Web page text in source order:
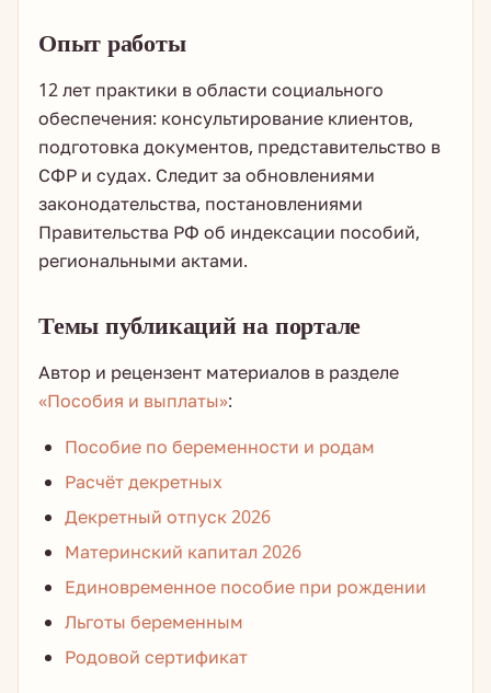
Опыт работы
12 лет практики в области социального
обеспечения: консультирование клиентов,
подготовка документов, представительство в
СФР и судах. Следит за обновлениями
законодательства, постановлениями
Правительства РФ об индексации пособий,
региональными актами.
Темы публикаций на портале
Автор и рецензент материалов в разделе
«Пособия и выплаты»:
Пособие по беременности и родам
Расчёт декретных
Декретный отпуск 2026
Материнский капитал 2026
Единовременное пособие при рождении
Льготы беременным
Родовой сертификат